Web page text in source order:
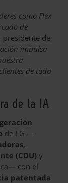
como Flex
de
, presidente de
impulsa
de todo
de la IA
de LG —
(CDU) y
con el
patentada